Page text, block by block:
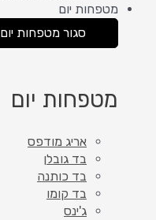
מטפחות יום
סגור מטפחות יום
מטפחות יום
אריג מודפס
בד גובלן
בד כותנה
בד קומו
ג'ינס